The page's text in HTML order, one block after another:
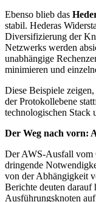
Ebenso blieb das
stabil. Hederas
Diversifizierung der
Netzwerks werden
unabhängige
minimieren und
Diese Beispiele
der Protokollebene
technologischen Stack
Der Weg nach vorn:
Der AWS-Ausfall vom
dringende
von der Abhängigkeit
Berichte deuten darauf
Ausführungsknoten